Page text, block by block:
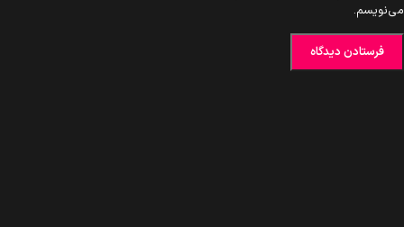
می‌نویسم.